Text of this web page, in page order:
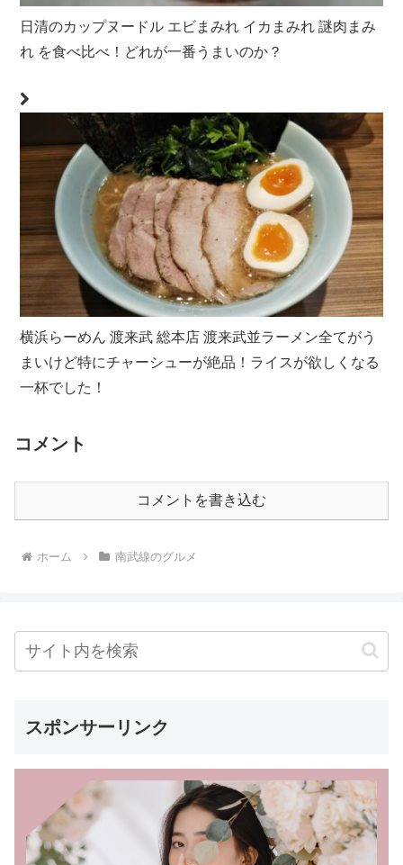
日清のカップヌードル エビまみれ イカまみれ 謎肉まみ
れ を食べ比べ！どれが一番うまいのか？
横浜らーめん 渡来武 総本店 渡来武並ラーメン全てがう
まいけど特にチャーシューが絶品！ライスが欲しくなる
一杯でした！
コメント
コメントを書き込む
ホーム 南武線のグルメ
スポンサーリンク